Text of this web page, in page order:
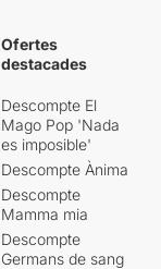
Ofertes
destacades
Descompte El
Mago Pop 'Nada
es imposible'
Descompte Ànima
Descompte
Mamma mia
Descompte
Germans de sang